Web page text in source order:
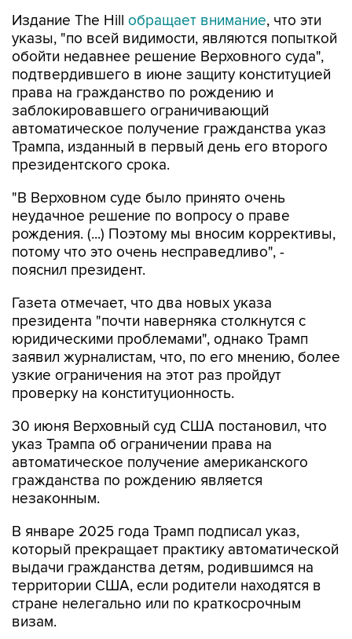
Издание The Hill обращает внимание, что эти
указы, "по всей видимости, являются попыткой
обойти недавнее решение Верховного суда",
подтвердившего в июне защиту конституцией
права на гражданство по рождению и
заблокировавшего ограничивающий
автоматическое получение гражданства указ
Трампа, изданный в первый день его второго
президентского срока.
"В Верховном суде было принято очень
неудачное решение по вопросу о праве
рождения. (...) Поэтому мы вносим коррективы,
потому что это очень несправедливо", -
пояснил президент.
Газета отмечает, что два новых указа
президента "почти наверняка столкнутся с
юридическими проблемами", однако Трамп
заявил журналистам, что, по его мнению, более
узкие ограничения на этот раз пройдут
проверку на конституционность.
30 июня Верховный суд США постановил, что
указ Трампа об ограничении права на
автоматическое получение американского
гражданства по рождению является
незаконным.
В январе 2025 года Трамп подписал указ,
который прекращает практику автоматической
выдачи гражданства детям, родившимся на
территории США, если родители находятся в
стране нелегально или по краткосрочным
визам.